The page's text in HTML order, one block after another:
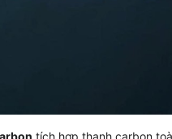
tích hợp thanh carbon